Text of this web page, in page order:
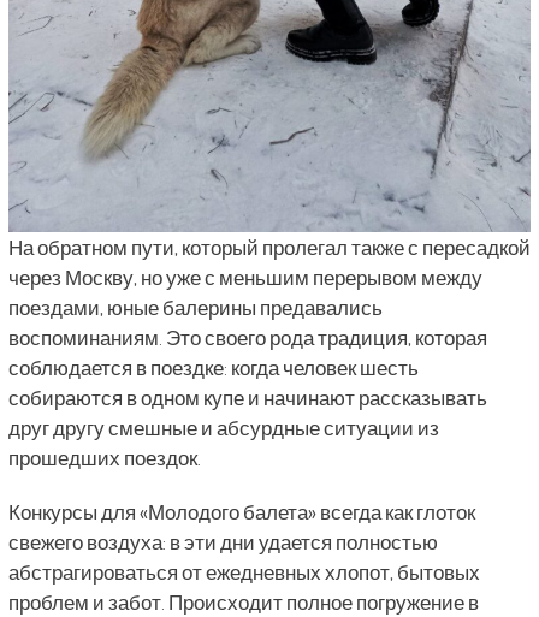
На обратном пути, который пролегал также с пересадкой
через Москву, но уже с меньшим перерывом между
поездами, юные балерины предавались
воспоминаниям. Это своего рода традиция, которая
соблюдается в поездке: когда человек шесть
собираются в одном купе и начинают рассказывать
друг другу смешные и абсурдные ситуации из
прошедших поездок.
Конкурсы для «Молодого балета» всегда как глоток
свежего воздуха: в эти дни удается полностью
абстрагироваться от ежедневных хлопот, бытовых
проблем и забот. Происходит полное погружение в